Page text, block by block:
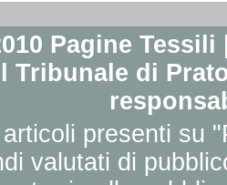
Pagine
Tribunale di
presenti su
valutati di